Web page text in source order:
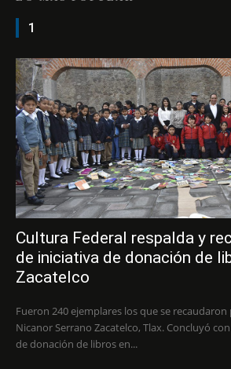
1
Cultura Federal respalda y
de iniciativa de donación de
Zacatelco
Fueron 240 ejemplares los que se recaudaron
Nicanor Serrano Zacatelco, Tlax. Concluyó con gran éxito la campaña
de donación de libros en...